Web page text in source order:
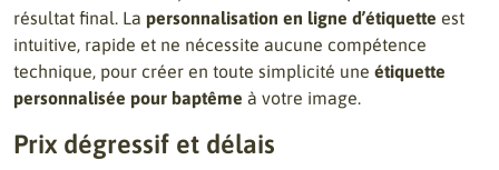
résultat final. La personnalisation en ligne d’étiquette est
intuitive, rapide et ne nécessite aucune compétence
technique, pour créer en toute simplicité une étiquette
personnalisée pour baptême à votre image.
Prix dégressif et délais